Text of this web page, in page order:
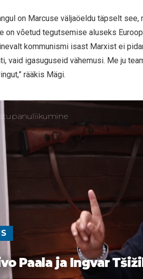
on Marcuse väljaöeldu täpselt
on võetud tegutsemise aluseks
kommunismi isast Marxist ei
vaid igasuguseid vähemusi. Me ju
rääkis Mägi.
Paala ja Ingvar